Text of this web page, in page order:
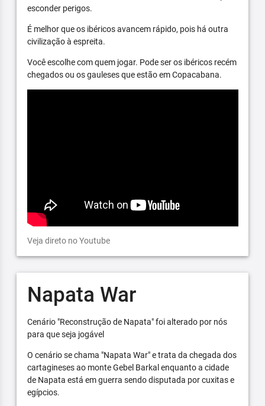
esconder perigos.
É melhor que os ibéricos avancem rápido, pois há outra
civilização à espreita.
Você escolhe com quem jogar. Pode ser os ibéricos recém
chegados ou os gauleses que estão em Copacabana.
Veja direto no Youtube
Napata War
Cenário "Reconstrução de Napata" foi alterado por nós
para que seja jogável
O cenário se chama "Napata War" e trata da chegada dos
cartagineses ao monte Gebel Barkal enquanto a cidade
de Napata está em guerra sendo disputada por cuxitas e
egípcios.